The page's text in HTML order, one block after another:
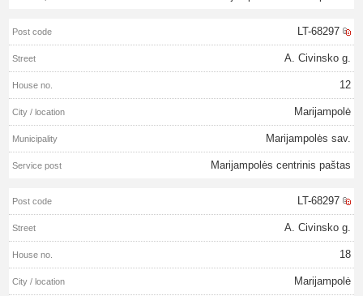
LT-68297
A. Civinsko g.
12
Marijampolė
Marijampolės sav.
Marijampolės centrinis paštas
LT-68297
A. Civinsko g.
18
Marijampolė